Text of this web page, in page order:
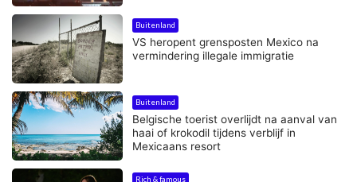
Buitenland
VS heropent grensposten Mexico na
vermindering illegale immigratie
Buitenland
Belgische toerist overlijdt na aanval van
haai of krokodil tijdens verblijf in
Mexicaans resort
Rich & famous